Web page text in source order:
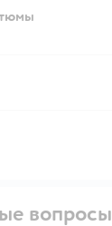
вопросы